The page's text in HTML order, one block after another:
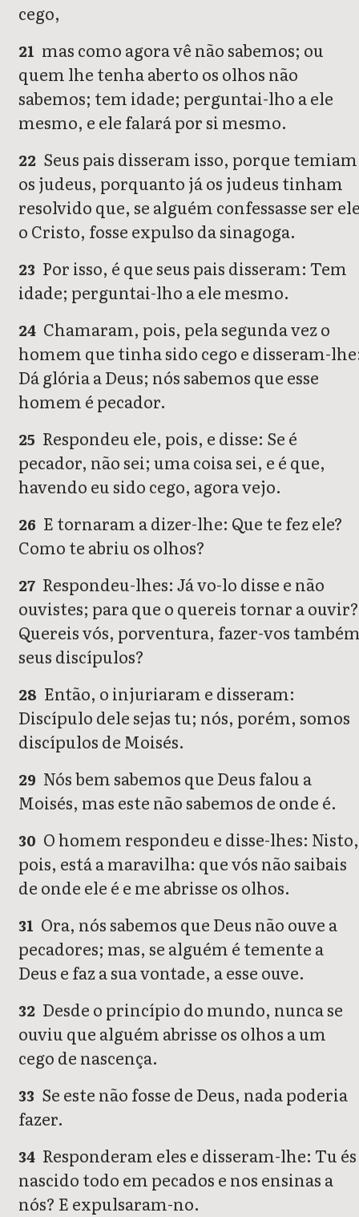
cego,
21 mas como agora vê não sabemos; ou
quem lhe tenha aberto os olhos não
sabemos; tem idade; perguntai-lho a ele
mesmo, e ele falará por si mesmo.
22 Seus pais disseram isso, porque temiam
os judeus, porquanto já os judeus tinham
resolvido que, se alguém confessasse ser
o Cristo, fosse expulso da sinagoga.
23 Por isso, é que seus pais disseram: Tem
idade; perguntai-lho a ele mesmo.
24 Chamaram, pois, pela segunda vez o
homem que tinha sido cego e disseram-
Dá glória a Deus; nós sabemos que esse
homem é pecador.
25 Respondeu ele, pois, e disse: Se é
pecador, não sei; uma coisa sei, e é que,
havendo eu sido cego, agora vejo.
26 E tornaram a dizer-lhe: Que te fez ele?
Como te abriu os olhos?
27 Respondeu-lhes: Já vo-lo disse e não
ouvistes; para que o quereis tornar a ouvir?
Quereis vós, porventura, fazer-vos
seus discípulos?
28 Então, o injuriaram e disseram:
Discípulo dele sejas tu; nós, porém, somos
discípulos de Moisés.
29 Nós bem sabemos que Deus falou a
Moisés, mas este não sabemos de onde é.
30 O homem respondeu e disse-lhes: Nisto,
pois, está a maravilha: que vós não saibais
de onde ele é e me abrisse os olhos.
31 Ora, nós sabemos que Deus não ouve a
pecadores; mas, se alguém é temente a
Deus e faz a sua vontade, a esse ouve.
32 Desde o princípio do mundo, nunca se
ouviu que alguém abrisse os olhos a um
cego de nascença.
33 Se este não fosse de Deus, nada poderia
fazer.
34 Responderam eles e disseram-lhe: Tu és
nascido todo em pecados e nos ensinas a
nós? E expulsaram-no.